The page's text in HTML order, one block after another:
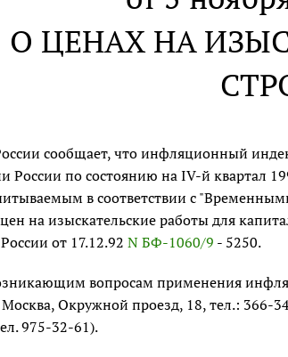
О ЦЕНАХ НА
сообщает, что инфляционный
России по состоянию на IV-й квартал
в соответствии с
на изыскательские работы для
от 17.12.92 N БФ-1060/9 - 5250.
вопросам применения
Москва, Окружной проезд, 18, тел.: 366-
975-32-61).